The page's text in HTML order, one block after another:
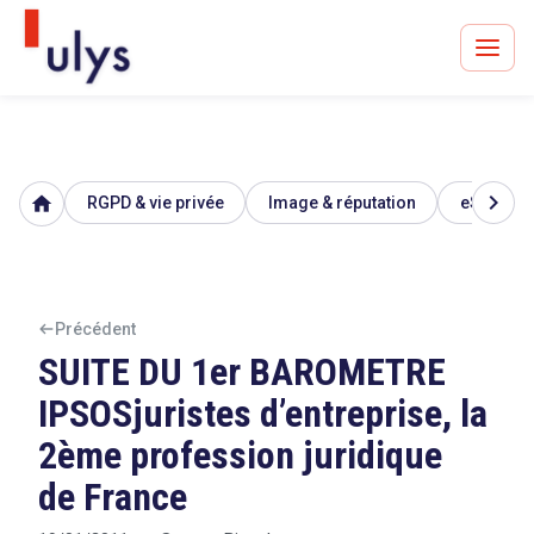
Avocats à Paris & Bruxelles
Un procès en vue ?
home RGPD & vie privée Image & réputation eSanté
chevron_right
Précédent
SUITE DU 1er BAROMETRE
IPSOSjuristes d’entreprise, la
2ème profession juridique
de France